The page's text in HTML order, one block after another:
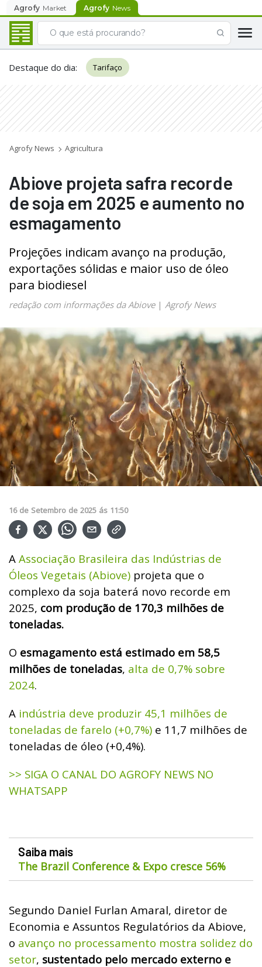
Agrofy Market Agrofy News
Destaque do dia: Tarifaço
Agrofy News Agricultura
Abiove projeta safra recorde
de soja em 2025 e aumento no
esmagamento
Projeções indicam avanço na produção,
exportações sólidas e maior uso de óleo
para biodiesel
redação com informações da Abiove| Agrofy News
16 de Setembro de 2025 ás 11:50
A Associação Brasileira das Indústrias de
Óleos Vegetais (Abiove) projeta que o
complexo da soja baterá novo recorde em
2025, com produção de 170,3 milhões de
toneladas.
O esmagamento está estimado em 58,5
milhões de toneladas, alta de 0,7% sobre
2024.
A indústria deve produzir 45,1 milhões de
toneladas de farelo (+0,7%) e 11,7 milhões de
toneladas de óleo (+0,4%).
>> SIGA O CANAL DO AGROFY NEWS NO
WHATSAPP
Saiba mais
The Brazil Conference & Expo cresce 56%
Segundo Daniel Furlan Amaral, diretor de
Economia e Assuntos Regulatórios da Abiove,
o avanço no processamento mostra solidez do
setor, sustentado pelo mercado externo e